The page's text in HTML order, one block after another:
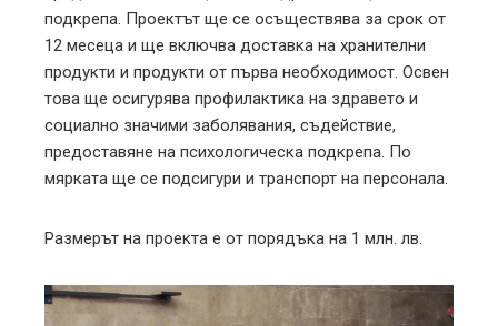
подкрепа. Проектът ще се осъществява за срок от
12 месеца и ще включва доставка на хранителни
продукти и продукти от първа необходимост. Освен
това ще осигурява профилактика на здравето и
социално значими заболявания, съдействие,
предоставяне на психологическа подкрепа. По
мярката ще се подсигури и транспорт на персонала.
Размерът на проекта е от порядъка на 1 млн. лв.